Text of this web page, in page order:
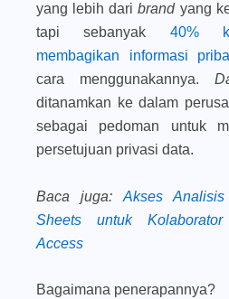
yang lebih daribrand yang
tapi sebanyak
40%
membagikan informasi
cara menggunakannya.
ditanamkan ke dalam
sebagai pedoman untuk
persetujuan privasi data.
Baca juga:
Akses
Sheets untuk
Access
Bagaimana penerapannya?